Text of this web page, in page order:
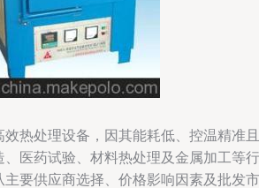
热处理设备，因其能耗低、控温精准且
医药试验、材料热处理及金属加工等行
要供应商选择、价格影响因素及批发市